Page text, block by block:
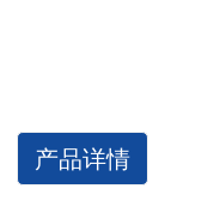
产品详情